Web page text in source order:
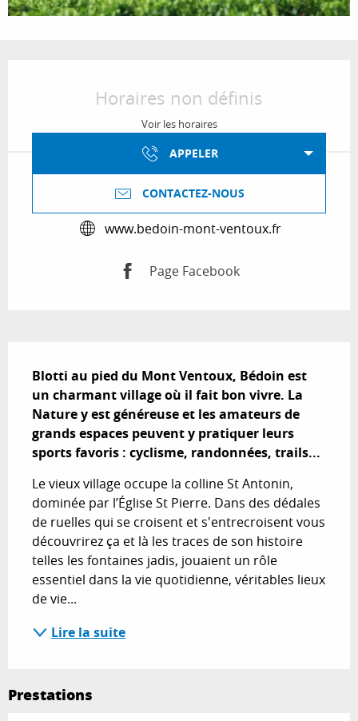
Horaires non définis
Voir les horaires
APPELER
CONTACTEZ-NOUS
www.bedoin-mont-ventoux.fr
Page Facebook
Blotti au pied du Mont Ventoux, Bédoin est
un charmant village où il fait bon vivre. La
Nature y est généreuse et les amateurs de
grands espaces peuvent y pratiquer leurs
sports favoris : cyclisme, randonnées, trails...
Le vieux village occupe la colline St Antonin,
dominée par l’Église St Pierre. Dans des dédales
de ruelles qui se croisent et s'entrecroisent vous
découvrirez ça et là les traces de son histoire
telles les fontaines jadis, jouaient un rôle
essentiel dans la vie quotidienne, véritables lieux
de vie...
Lire la suite
Prestations